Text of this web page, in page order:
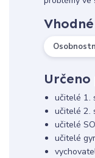
učitelé 1.
učitelé 2.
učitelé
učitelé